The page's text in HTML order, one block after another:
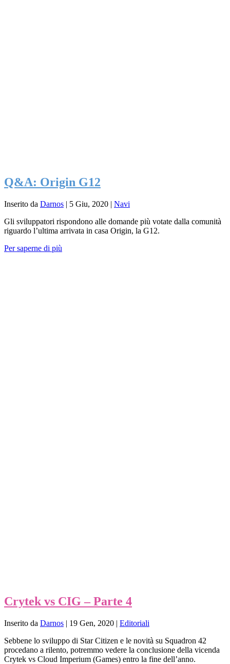
Q&A: Origin G12
Inserito da Darnos | 5 Giu, 2020 | Navi
Gli sviluppatori rispondono alle domande più votate dalla comunità
riguardo l’ultima arrivata in casa Origin, la G12.
Per saperne di più
Crytek vs CIG – Parte 4
Inserito da Darnos | 19 Gen, 2020 | Editoriali
Sebbene lo sviluppo di Star Citizen e le novità su Squadron 42
procedano a rilento, potremmo vedere la conclusione della vicenda
Crytek vs Cloud Imperium (Games) entro la fine dell’anno.